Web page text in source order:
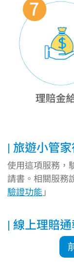
旅遊小管
使用這項服務，
請書。相關服務
驗證功能 」
線上理賠通